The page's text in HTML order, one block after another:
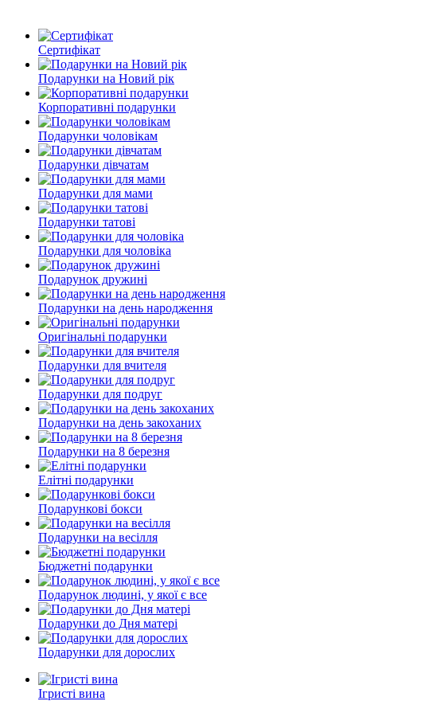
Сертифікат
Подарунки на Новий рік
Корпоративні подарунки
Подарунки чоловікам
Подарунки дівчатам
Подарунки для мами
Подарунки татові
Подарунки для чоловіка
Подарунок дружині
Подарунки на день народження
Оригінальні подарунки
Подарунки для вчителя
Подарунки для подруг
Подарунки на день закоханих
Подарунки на 8 березня
Елітні подарунки
Подарункові бокси
Подарунки на весілля
Бюджетні подарунки
Подарунок людині, у якої є все
Подарунки до Дня матері
Подарунки для дорослих
Ігристі вина